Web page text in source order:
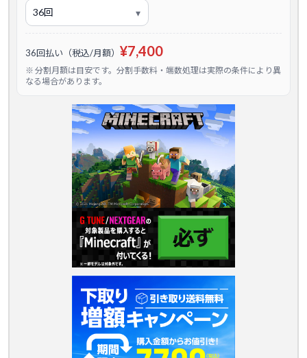
36回払い（税込/月額） ¥7,400
※ 分割月額は目安です。分割手数料・端数処理は実際の条件により異
なる場合があります。